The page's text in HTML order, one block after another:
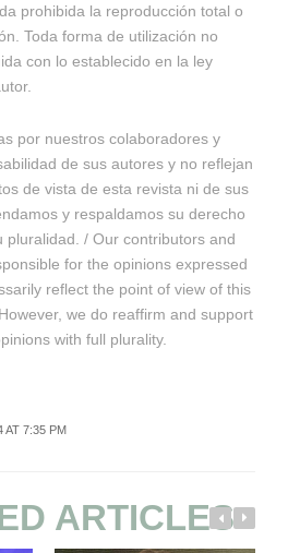
prohibida la reproducción total o
Toda forma de utilización no
con lo establecido en la ley
por nuestros colaboradores y
de sus autores y no reflejan
de vista de esta revista ni de sus
y respaldamos su derecho
pluralidad. / Our contributors and
for the opinions expressed
reflect the point of view of this
we do reaffirm and support
with full plurality.
AT 7:35 PM
ARTICLES